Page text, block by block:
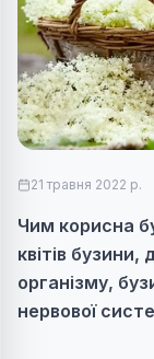
21 травня 2022 р.
Чим корисна
квітів
організму,
нервової